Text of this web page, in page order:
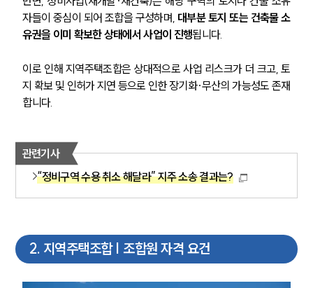
자들이 중심이 되어 조합을 구성하며, 대부분 토지 또는 건축물 소
유권을 이미 확보한 상태에서 사업이 진행됩니다.
이로 인해 지역주택조합은 상대적으로 사업 리스크가 더 크고, 토
지 확보 및 인허가 지연 등으로 인한 장기화·무산의 가능성도 존재
합니다.
관련기사
“정비구역 수용 취소 해달라” 지주 소송 결과는?
2. 지역주택조합 | 조합원 자격 요건